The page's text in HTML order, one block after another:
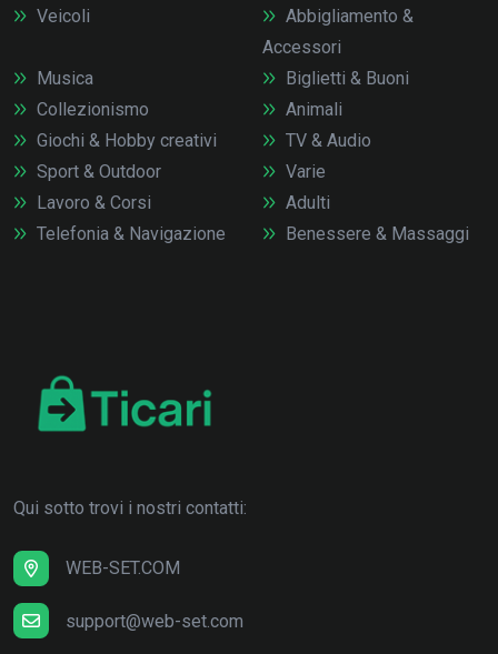
Veicoli
Abbigliamento &
Accessori
Musica
Collezionismo
Giochi & Hobby creativi
Sport & Outdoor
Lavoro & Corsi
Telefonia & Navigazione
Biglietti & Buoni
Animali
TV & Audio
Varie
Adulti
Benessere & Massaggi
Qui sotto trovi i nostri contatti:
WEB-SET.COM
support@web-set.com